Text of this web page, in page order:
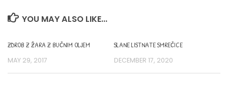
YOU MAY ALSO LIKE...
ZDROB Z ŽARA Z BUČNIM OLJEM
MAY 29, 2017
SLANE LISTNATE SMREČICE
DECEMBER 17, 2020